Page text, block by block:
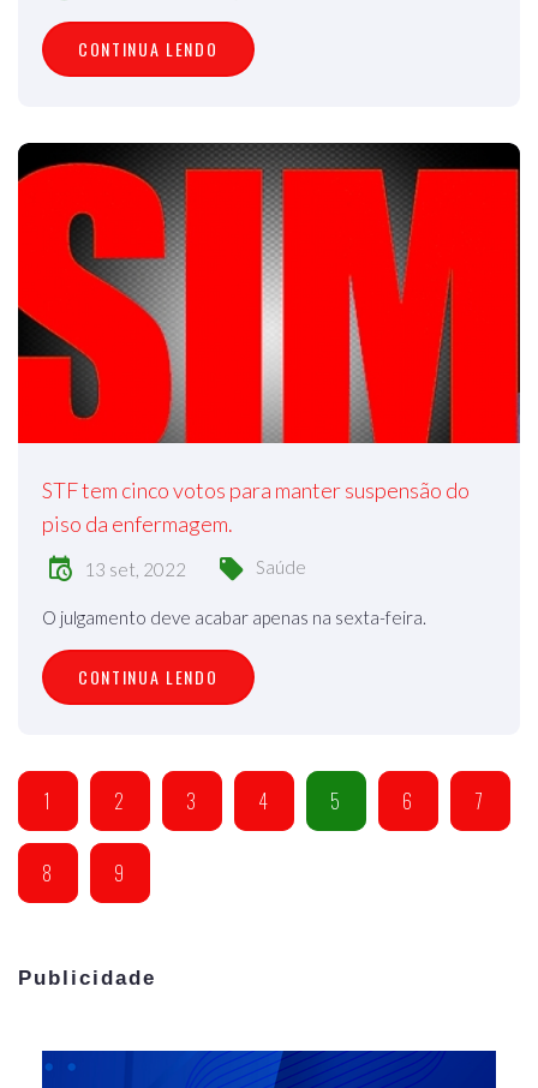
CONTINUA LENDO
STF tem cinco votos para manter suspensão do
piso da enfermagem.
13 set, 2022 Saúde
O julgamento deve acabar apenas na sexta-feira.
CONTINUA LENDO
1 2 3 4 5 6 7
8 9
Publicidade